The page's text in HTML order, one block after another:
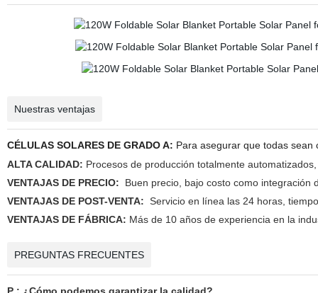
Nuestras ventajas
CÉLULAS SOLARES DE GRADO A: Para asegurar que todas sean
ALTA CALIDAD: Procesos de producción totalmente
VENTAJAS DE PRECIO:
Buen precio, bajo costo como integración
VENTAJAS DE POST-VENTA: Servicio en línea las 24 horas,
VENTAJAS DE FÁBRICA: Más de 10 años de experiencia en la
PREGUNTAS FRECUENTES